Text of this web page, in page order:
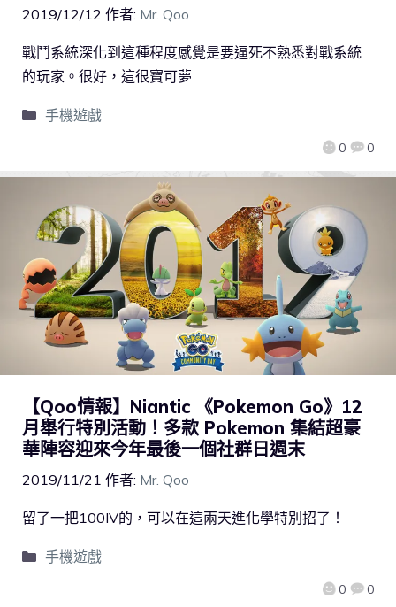
2019/12/12 作者: Mr. Qoo
0 0
戰鬥系統深化到這種程度感覺是要逼死不熟悉對戰系統
的玩家。很好，這很寶可夢
手機遊戲
【Qoo情報】Niantic 《Pokemon Go》12
月舉行特別活動！多款 Pokemon 集結超豪
華陣容迎來今年最後一個社群日週末
2019/11/21 作者: Mr. Qoo
0 0
留了一把100IV的，可以在這兩天進化學特別招了！
手機遊戲